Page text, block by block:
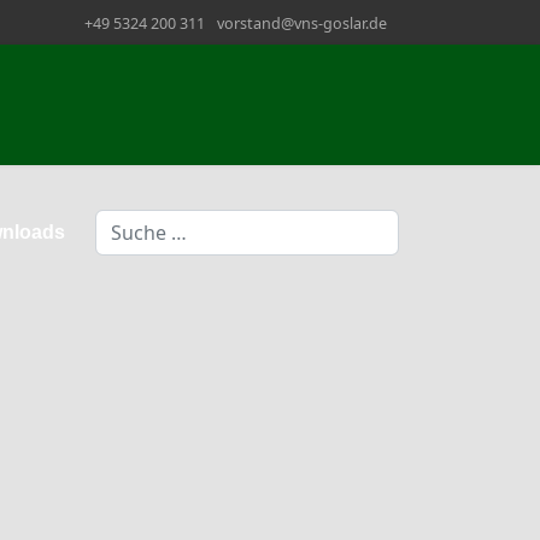
+49 5324 200 311 vorstand@vns-goslar.de
Suchen